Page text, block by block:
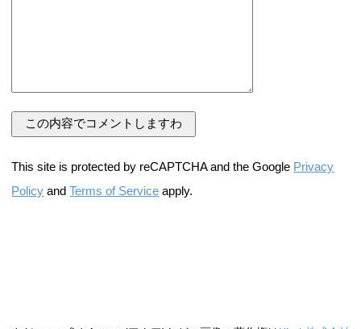
This site is protected by reCAPTCHA and the Google Privacy
Policy andTerms of Service apply.